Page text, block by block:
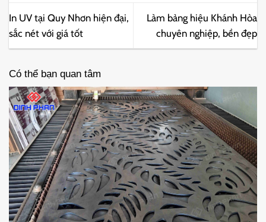
In UV tại Quy Nhơn hiện đại,
sắc nét với giá tốt
Làm bảng hiệu Khánh Hòa
chuyên nghiệp, bền đẹp
Có thể bạn quan tâm